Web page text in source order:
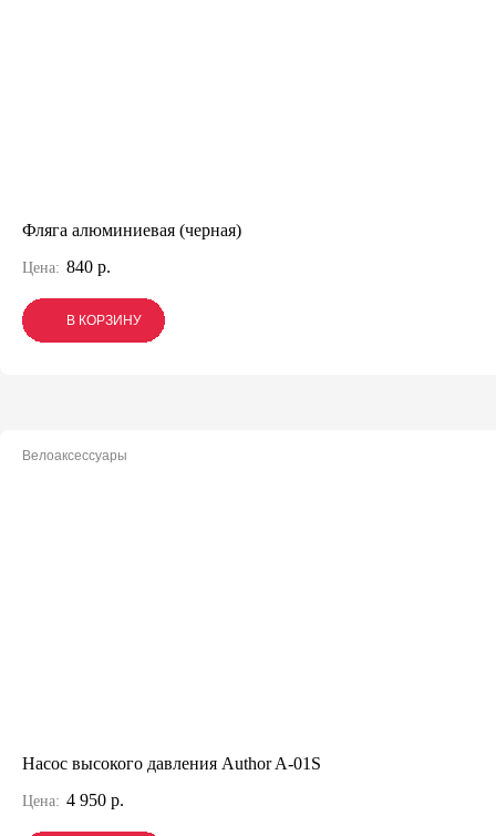
Фляга алюминиевая (черная)
Цена: 840 р.
В КОРЗИНУ
В КОРЗИНУ
В КОРЗИНУ
Велоаксессуары
Насос высокого давления Author A-01S
Цена: 4 950 р.